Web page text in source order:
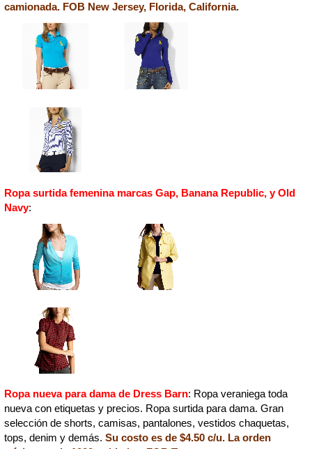
camionada. FOB New Jersey, Florida, California.
Ropa surtida femenina marcas Gap, Banana Republic, y Old
Navy:
Ropa nueva para dama de Dress Barn: Ropa veraniega toda
nueva con etiquetas y precios. Ropa surtida para dama. Gran
selección de shorts, camisas, pantalones, vestidos chaquetas,
tops, denim y demás. Su costo es de $4.50 c/u. La orden